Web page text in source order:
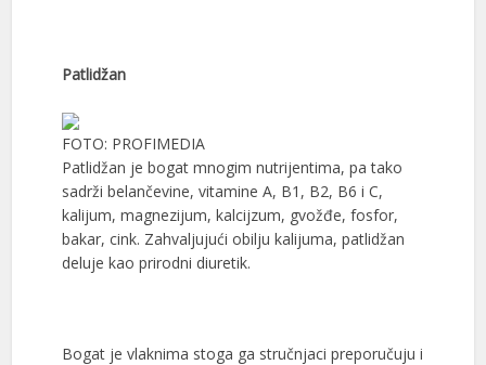
Patlidžan
FOTO: PROFIMEDIA
Patlidžan je bogat mnogim nutrijentima, pa tako
sadrži belančevine, vitamine A, B1, B2, B6 i C,
kalijum, magnezijum, kalcijzum, gvožđe, fosfor,
bakar, cink. Zahvaljujući obilju kalijuma, patlidžan
deluje kao prirodni diuretik.
Bogat je vlaknima stoga ga stručnjaci preporučuju i